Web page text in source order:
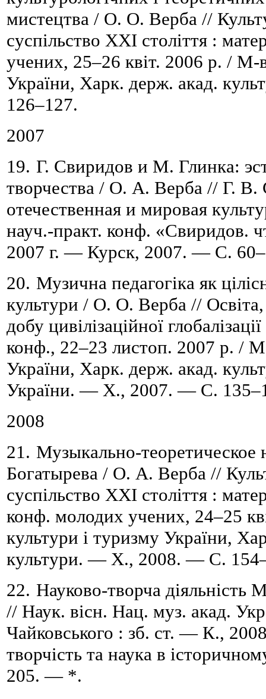
мистецтва / О. О. Верба //
суспільство ХХІ століття : м
учених, 25–26 квіт. 2006 р. / М-
України, Харк. держ. акад.
126–127.
2007
19. Г. Свиридов и М. Глинка:
творчества / О. А. Верба // Г. В.
отечественная и мировая
науч.-практ. конф. «Свиридов.
2007 г. — Курск, 2007. — С. 60–
20. Музична педагогіка як
культури / О. О. Верба //
добу цивілізаційної глобалізації
конф., 22–23 листоп. 2007 р. /
України, Харк. держ. акад.
України. — Х., 2007. — С. 135–
2008
21. Музыкально-теоретическое
Богатырева / О. А. Верба //
суспільство XXІ століття :
конф. молодих учених, 24–25
культури і туризму України,
культури. — Х., 2008. — С. 154
22. Науково-творча
// Наук. вісн. Нац. муз. акад.
Чайковського : зб. ст. — К.,
творчість та наука в
205. — *.